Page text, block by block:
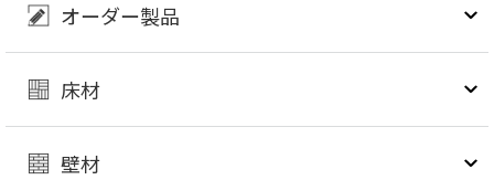
オーダー製品
床材
壁材